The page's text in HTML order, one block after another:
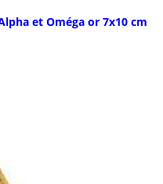
et Oméga or 7x10 cm